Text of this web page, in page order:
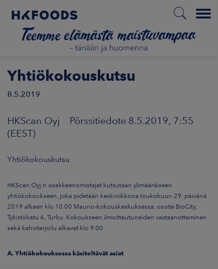
Menu
ETUSIVU
Yhtiökokouskutsu
8.5.2019
HKScan Oyj Pörssitiedote 8.5.2019, 7:55
(EEST)
Yhtiökokouskutsu
HKScan Oyj:n osakkeenomistajat kutsutaan ylimääräiseen
yhtiökokoukseen, joka pidetään keskiviikkona toukokuun 29. päivänä
2019 alkaen klo 10.00 Mauno-kokouskeskuksessa, osoite BioCity,
Tykistökatu 6, Turku. Kokoukseen ilmoittautuneiden vastaanottaminen
sekä kahvitarjoilu alkavat klo 9.00.
A. Yhtiökokouksessa käsiteltävät asiat